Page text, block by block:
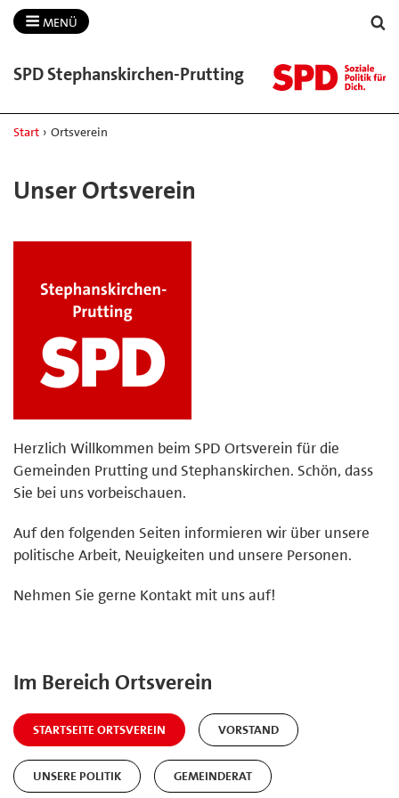
MENÜ
SPD Stephanskirchen-​Prutting
Start › Ortsverein
Unser Ortsverein
Herzlich Willkommen beim SPD Ortsverein für die
Gemeinden Prutting und Stephanskirchen. Schön, dass
Sie bei uns vorbeischauen.
Auf den folgenden Seiten informieren wir über unsere
politische Arbeit, Neuigkeiten und unsere Personen.
Nehmen Sie gerne Kontakt mit uns auf!
Im Bereich Ortsverein
STARTSEITE ORTSVEREIN VORSTAND
UNSERE POLITIK GEMEINDERAT